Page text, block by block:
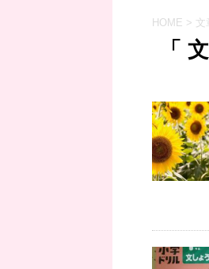
HOME > 文
「